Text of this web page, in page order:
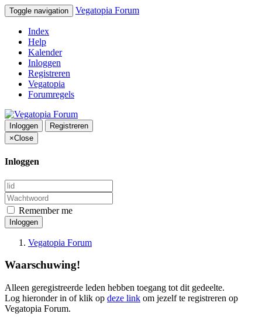
Toggle navigation Vegatopia Forum
Index
Help
Kalender
Inloggen
Registreren
Vegatopia
Forumregels
Inloggen
Registreren
×Close
Inloggen
Remember me
Inloggen
Vegatopia Forum
Waarschuwing!
Alleen geregistreerde leden hebben toegang tot dit gedeelte.
Log hieronder in of klik op deze link om jezelf te registreren op
Vegatopia Forum.